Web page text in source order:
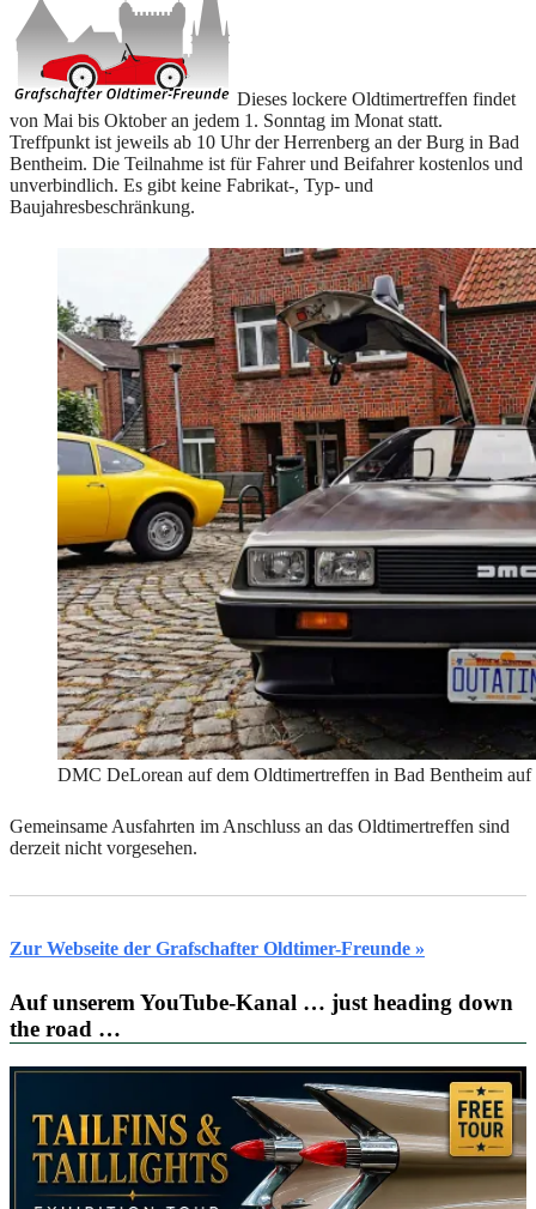
Dieses lockere Oldtimertreffen findet
von Mai bis Oktober an jedem 1. Sonntag im Monat statt.
Treffpunkt ist jeweils ab 10 Uhr der Herrenberg an der Burg in Bad
Bentheim. Die Teilnahme ist für Fahrer und Beifahrer kostenlos und
unverbindlich. Es gibt keine Fabrikat-, Typ- und
Baujahresbeschränkung.
DMC DeLorean auf dem Oldtimertreffen in Bad Bentheim
Gemeinsame Ausfahrten im Anschluss an das Oldtimertreffen sind
derzeit nicht vorgesehen.
Zur Webseite der Grafschafter Oldtimer-Freunde »
Auf unserem YouTube-Kanal … just heading down
the road …